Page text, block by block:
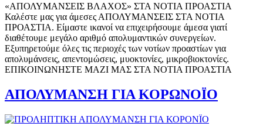
«ΑΠΟΛΥΜΑΝΣΕΙΣ ΒΛΑΧΟΣ» ΣΤΑ ΝΟΤΙΑ ΠΡΟΑΣΤΙΑ
Καλέστε μας για άμεσες ΑΠΟΛΥΜΑΝΣΕΙΣ ΣΤΑ ΝΟΤΙΑ
ΠΡΟΑΣΤΙΑ. Είμαστε ικανοί να επιχειρήσουμε άμεσα γιατί
διαθέτουμε μεγάλο αριθμό απολυμαντικών συνεργείων.
Εξυπηρετούμε όλες τις περιοχές των νοτίων προαστίων για
απολυμάνσεις, απεντομώσεις, μυοκτονίες, μικροβιοκτονίες.
ΕΠΙΚΟΙΝΩΝΗΣΤΕ ΜΑΖΙ ΜΑΣ ΣΤΑ ΝΟΤΙΑ ΠΡΟΑΣΤΙΑ
ΑΠΟΛΥΜΑΝΣΗ ΓΙΑ ΚΟΡΩΝΟΪΟ